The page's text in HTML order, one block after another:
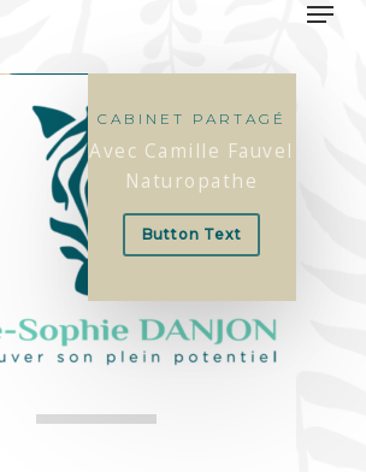
CABINET PARTAGÉ
Avec Camille Fauvel
Naturopathe
Button Text